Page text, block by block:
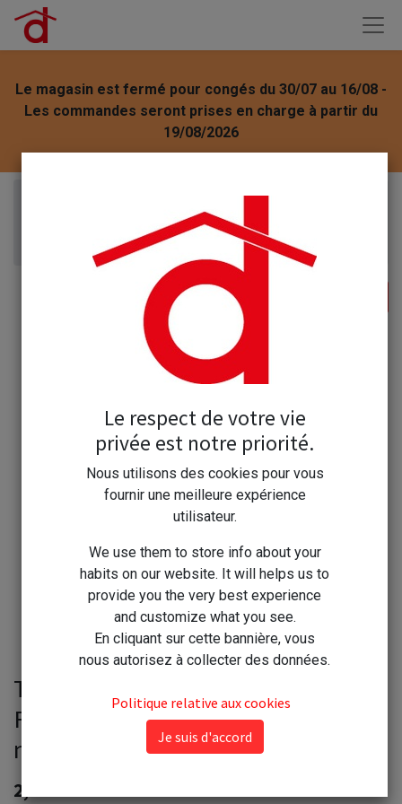
Le magasin est fermé pour congés du 30/07 au 16/08 -
Les commandes seront prises en charge à partir du
19/08/2026
Tézier graine Laitue à couper 4g - Feuille de chêne
- Blonde à graine noire - série 1
Tézier graine Laitue à couper 4g -
Feuille de chêne - Blonde à graine
noire - série 1
2,20
Le respect de votre vie
privée est notre priorité.
Nous utilisons des cookies pour vous
fournir une meilleure expérience
utilisateur.
We use them to store info about your
habits on our website. It will helps us to
provide you the very best experience
and customize what you see.
En cliquant sur cette bannière, vous
nous autorisez à collecter des données.
Politique relative aux cookies
Je suis d'accord